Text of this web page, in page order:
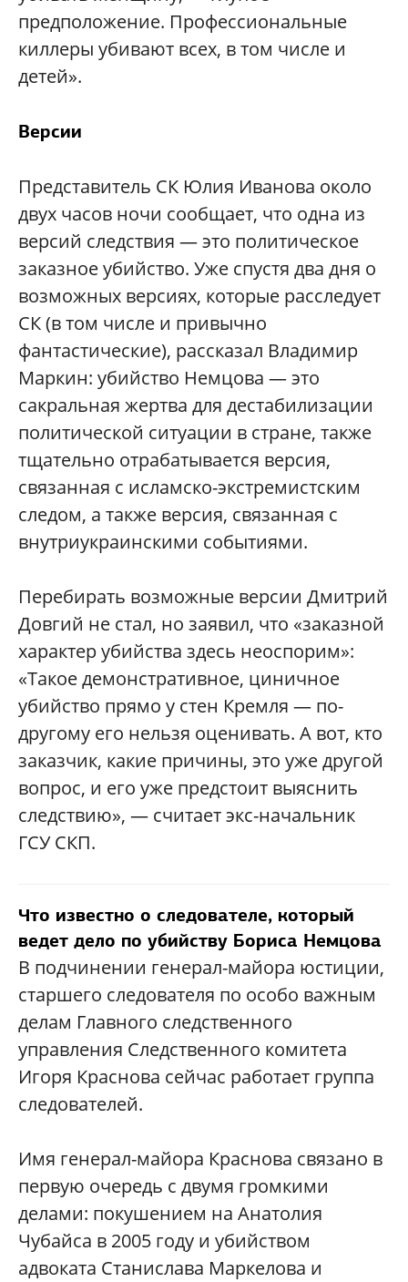
предположение. Профессиональные
киллеры убивают всех, в том числе и
детей».
Версии
Представитель СК Юлия Иванова около
двух часов ночи сообщает, что одна из
версий следствия — это политическое
заказное убийство. Уже спустя два дня о
возможных версиях, которые расследует
СК (в том числе и привычно
фантастические), рассказал Владимир
Маркин: убийство Немцова — это
сакральная жертва для дестабилизации
политической ситуации в стране, также
тщательно отрабатывается версия,
связанная с исламско-экстремистским
следом, а также версия, связанная с
внутриукраинскими событиями.
Перебирать возможные версии Дмитрий
Довгий не стал, но заявил, что «заказной
характер убийства здесь неоспорим»:
«Такое демонстративное, циничное
убийство прямо у стен Кремля — по-
другому его нельзя оценивать. А вот, кто
заказчик, какие причины, это уже другой
вопрос, и его уже предстоит выяснить
следствию», — считает экс-начальник
ГСУ СКП.
Что известно о следователе, который
ведет дело по убийству Бориса Немцова
В подчинении генерал-майора юстиции,
старшего следователя по особо важным
делам Главного следственного
управления Следственного комитета
Игоря Краснова сейчас работает группа
следователей.
Имя генерал-майора Краснова связано в
первую очередь с двумя громкими
делами: покушением на Анатолия
Чубайса в 2005 году и убийством
адвоката Станислава Маркелова и